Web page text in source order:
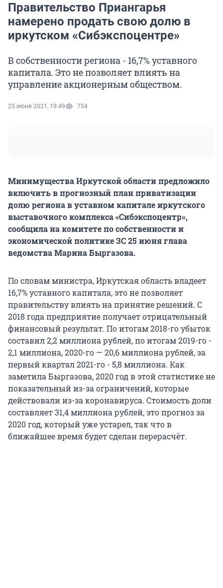
Правительство Приангарья
намерено продать свою долю в
иркутском «Сибэкспоцентре»
В собственности региона - 16,7% уставного
капитала. Это не позволяет влиять на
управление акционерным обществом.
25 июня 2021, 19:49 754
Минимущества Иркутской области предложило
включить в прогнозный план приватизации
долю региона в уставном капитале иркутского
выставочного комплекса «Сибэкспоцентр»,
сообщила на комитете по собственности и
экономической политике ЗС 25 июня глава
ведомства Марина Быргазова.
По словам министра, Иркутская область владеет
16,7% уставного капитала, это не позволяет
правительству влиять на принятие решений. С
2018 года предприятие получает отрицательный
финансовый результат. По итогам 2018-го убыток
составил 2,2 миллиона рублей, по итогам 2019-го -
2,1 миллиона, 2020-го — 20,6 миллиона рублей, за
первый квартал 2021-го - 5,8 миллиона. Как
заметила Быргазова, 2020 год в этой статистике не
показательный из-за ограничений, которые
действовали из-за коронавируса. Стоимость доли
составляет 31,4 миллиона рублей, это прогноз за
2020 год, который уже устарел, так что в
ближайшее время будет сделан перерасчёт.